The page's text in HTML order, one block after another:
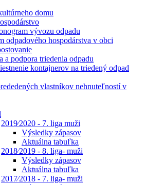
domu
vývozu odpadu
odpadového hospodárstva v obci
a podpora triedenia odpadu
kontajnerov na triedený odpad
vlastníkov nehnuteľností v
2019⁄2020 - 7. liga muži
Výsledky zápasov
Aktuálna tabuľka
2018⁄2019 - 8. liga- muži
Výsledky zápasov
Aktuálna tabuľka
2017⁄2018 - 7. liga- muži